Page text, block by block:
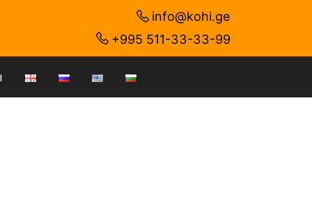
info@kohi.ge
+995 511-33-33-99